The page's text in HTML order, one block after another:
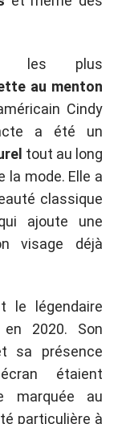
les plus
au menton
Cindy
a été un
tout au long
la mode. Elle a
classique
ajoute une
visage déjà
le légendaire
2020. Son
sa présence
étaient
marquée au
particulière à